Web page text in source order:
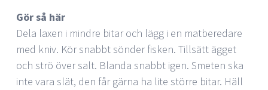
Gör så här
Dela laxen i mindre bitar och lägg i en matberedare
med kniv. Kör snabbt sönder fisken. Tillsätt ägget
och strö över salt. Blanda snabbt igen. Smeten ska
inte vara slät, den får gärna ha lite större bitar. Häll